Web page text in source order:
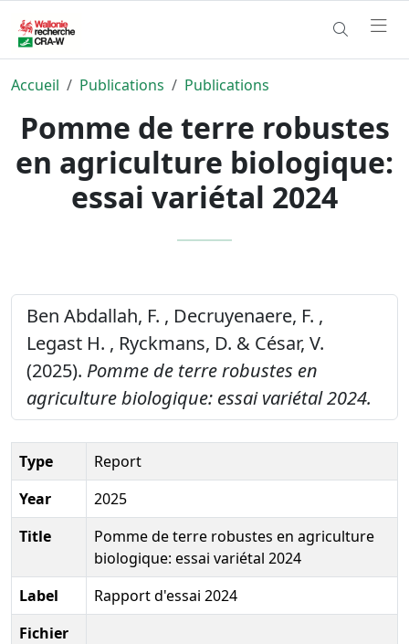
Accueil Publications Publications
Pomme de terre robustes
en agriculture biologique:
essai variétal 2024
Ben Abdallah, F. , Decruyenaere, F. ,
Legast H. , Ryckmans, D. & César, V.
(2025). Pomme de terre robustes en
agriculture biologique: essai variétal 2024.
Type
Report
Year
2025
Title
Pomme de terre robustes en agriculture
biologique: essai variétal 2024
Label
Rapport d'essai 2024
Fichier